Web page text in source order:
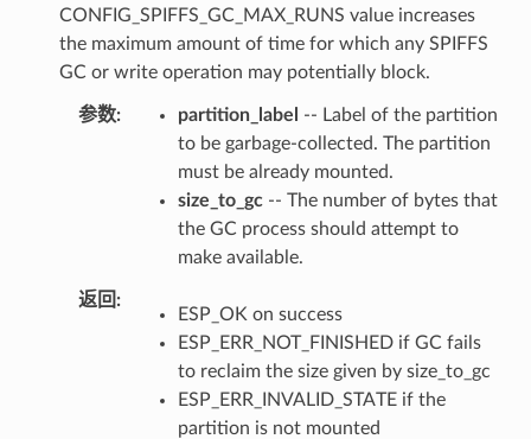
CONFIG_SPIFFS_GC_MAX_RUNS value increases
the maximum amount of time for which any SPIFFS
GC or write operation may potentially block.
参数 partition_label
-- Label of the partition
to be garbage-collected. The partition
must be already mounted.
size_to_gc-- The number of bytes that
the GC process should attempt to
make available.
返回
ESP_OK on success
ESP_ERR_NOT_FINISHED if GC fails
to reclaim the size given by size_to_gc
ESP_ERR_INVALID_STATE if the
partition is not mounted